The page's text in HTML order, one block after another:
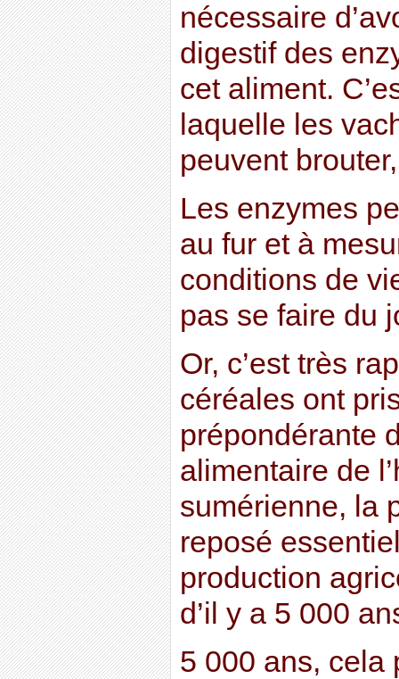
nécessaire
digestif des
cet aliment.
laquelle les
peuvent
Les enzymes
au fur et à
conditions de
pas se faire du
Or, c’est très
céréales ont
prépondérante
alimentaire de
sumérienne, la
reposé
production
d’il y a 5 000
5 000 ans, cela